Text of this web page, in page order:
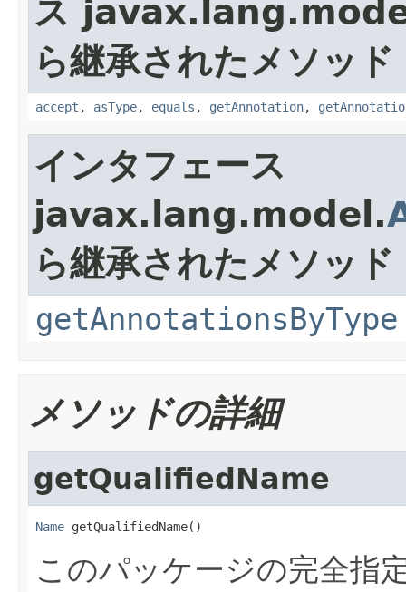
ス
ら継承されたメソッド
accept , asType, equals , getAnnotation,
インタフェース
javax.lang.model.
ら継承されたメソッド
getAnnotationsByType
メソッドの詳細
getQualifiedName
Name getQualifiedName()
このパッケージの完全指